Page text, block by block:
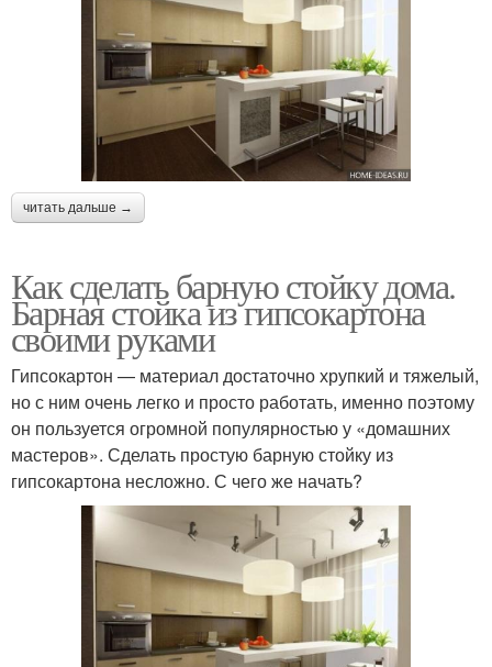
читать дальше →
Как сделать барную стойку дома.
Барная стойка из гипсокартона
своими руками
Гипсокартон — материал достаточно хрупкий и тяжелый,
но с ним очень легко и просто работать, именно поэтому
он пользуется огромной популярностью у «домашних
мастеров». Сделать простую барную стойку из
гипсокартона несложно. С чего же начать?